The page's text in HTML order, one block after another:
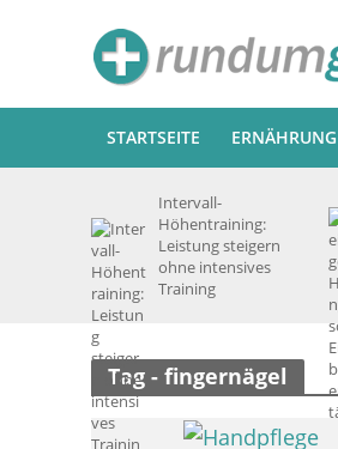
STARTSEITE ERNÄHRUNG
Intervall-
Höhentraining:
Leistung steigern
ohne intensives
Training
Tag - fingernägel